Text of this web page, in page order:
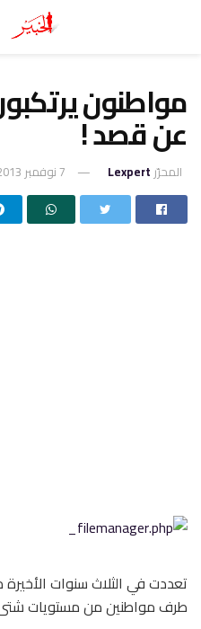
مواطنون
عن قصد !
المحرّر Lexpert 7 نوفمبر 2013
تعددت في الثلاث سنوات
طرف مواطنين من مستويات